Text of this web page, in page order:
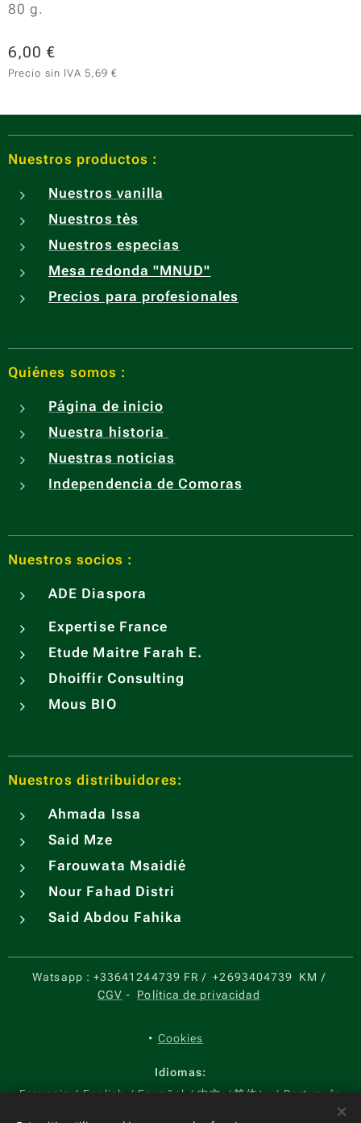
80 g.
6,00 €
Precio sin IVA 5,69 €
Nuestros productos :
Nuestros vanilla
Nuestros tès
Nuestros especias
Mesa redonda "MNUD"
Precios para profesionales
Quiénes somos :
Página de inicio
Nuestra historia
Nuestras noticias
Independencia de Comoras
Nuestros socios :
ADE Diaspora
Expertise France
Etude Maitre Farah E.
Dhoiffir Consulting
Mous BIO
Nuestros distribuidores:
Ahmada Issa
Said Mze
Farouwata Msaidié
Nour Fahad Distri
Said Abdou Fahika
Watsapp : +33641244739 FR /+2693404739 KM /
CGV - Política de privacidad
Cookies
Idiomas
Français
English Español 中文（简体） Português